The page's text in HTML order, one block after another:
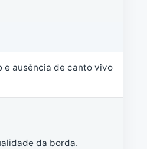
e ausência de canto vivo
da borda.